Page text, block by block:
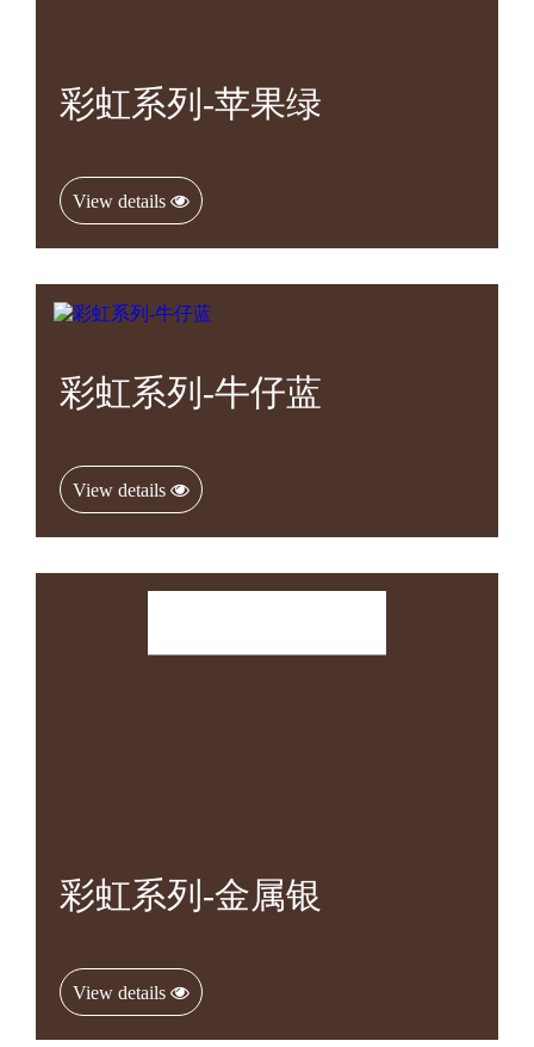
彩虹系列-苹果绿
View details
彩虹系列-牛仔蓝
View details
彩虹系列-金属银
View details